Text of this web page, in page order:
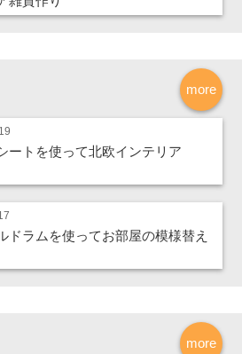
more
ートを使って北欧インテリア
ドラムを使ってお部屋の模様替え
more